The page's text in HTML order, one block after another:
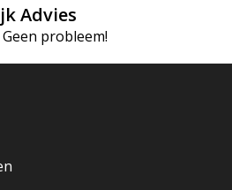
Advies
probleem!